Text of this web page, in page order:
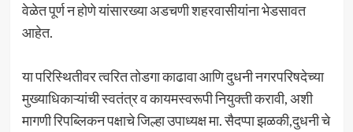
वेळेत पूर्ण न होणे यांसारख्या अडचणी शहरवासीयांना भेडसावत
आहेत.
या परिस्थितीवर त्वरित तोडगा काढावा आणि दुधनी नगरपरिषदेच्या
मुख्याधिकाऱ्यांची स्वतंत्र व कायमस्वरूपी नियुक्ती करावी, अशी
मागणी रिपब्लिकन पक्षाचे जिल्हा उपाध्यक्ष मा. सैदप्पा झळकी,दुधनी चे